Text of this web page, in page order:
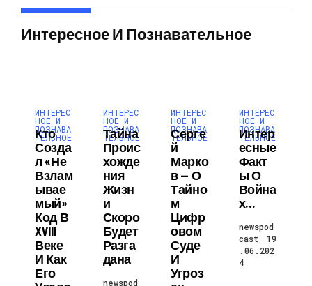
Интересное И Познавательное
ИНТЕРЕС
НОЕ И
ПОЗНАВА
ТЕЛЬНОЕ
Кто
Созда
Л «не
Взлам
Ывае
Мый»
Код В
XVIII
Веке
И Как
Его
ИНТЕРЕС
НОЕ И
ПОЗНАВА
ТЕЛЬНОЕ
Тайна
Проис
Хожде
Ния
Жизн
И
Скоро
Будет
Разга
Дана
newspod
ИНТЕРЕС
НОЕ И
ПОЗНАВА
ТЕЛЬНОЕ
Серге
Й
Марко
В — О
Тайно
М
Цифр
Овом
Суде
И
Угроз
ИНТЕРЕС
НОЕ И
ПОЗНАВА
ТЕЛЬНОЕ
Интер
Есные
Факт
Ы О
Война
Х…
newspod
cast
19
.06.202
4